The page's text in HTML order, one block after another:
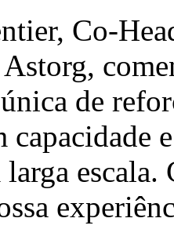
Co-
de
capacidade
larga